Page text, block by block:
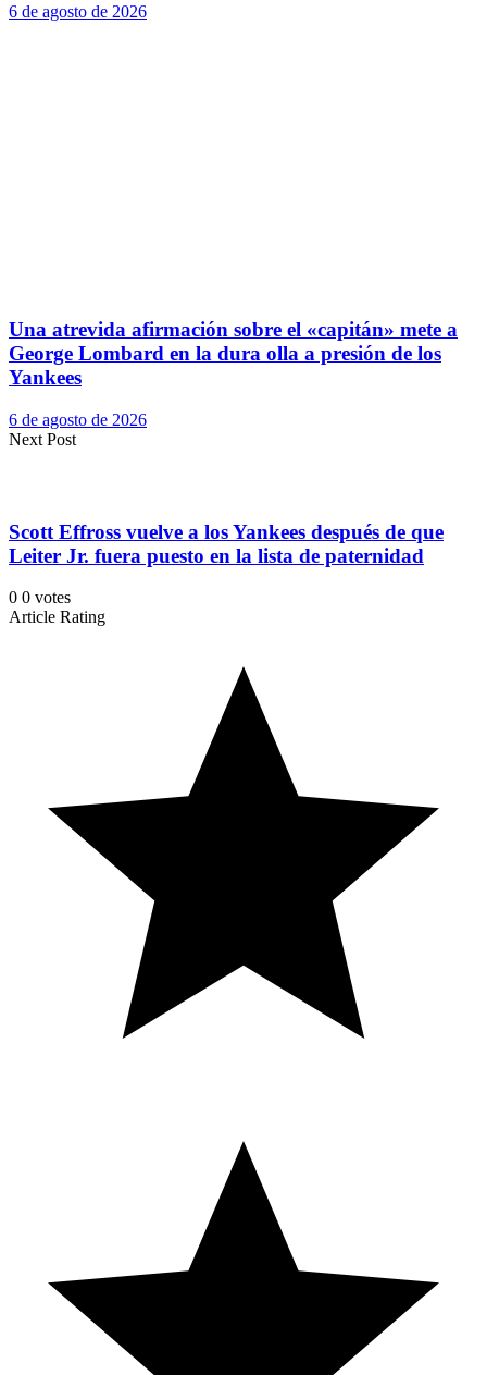
6 de agosto de 2026
Una atrevida afirmación sobre el «capitán» mete a
George Lombard en la dura olla a presión de los
Yankees
6 de agosto de 2026
Next Post
Scott Effross vuelve a los Yankees después de que
Leiter Jr. fuera puesto en la lista de paternidad
0 0 votes
Article Rating